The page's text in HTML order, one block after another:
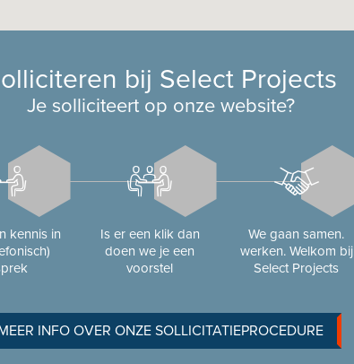
bij Select Projects
Je solliciteert op onze website?
kennis in
Is er een klik dan
doen we je een
voorstel
We gaan samen.
werken. Welkom bij
Select Projects
INFO OVER ONZE SOLLICITATIEPROCEDURE